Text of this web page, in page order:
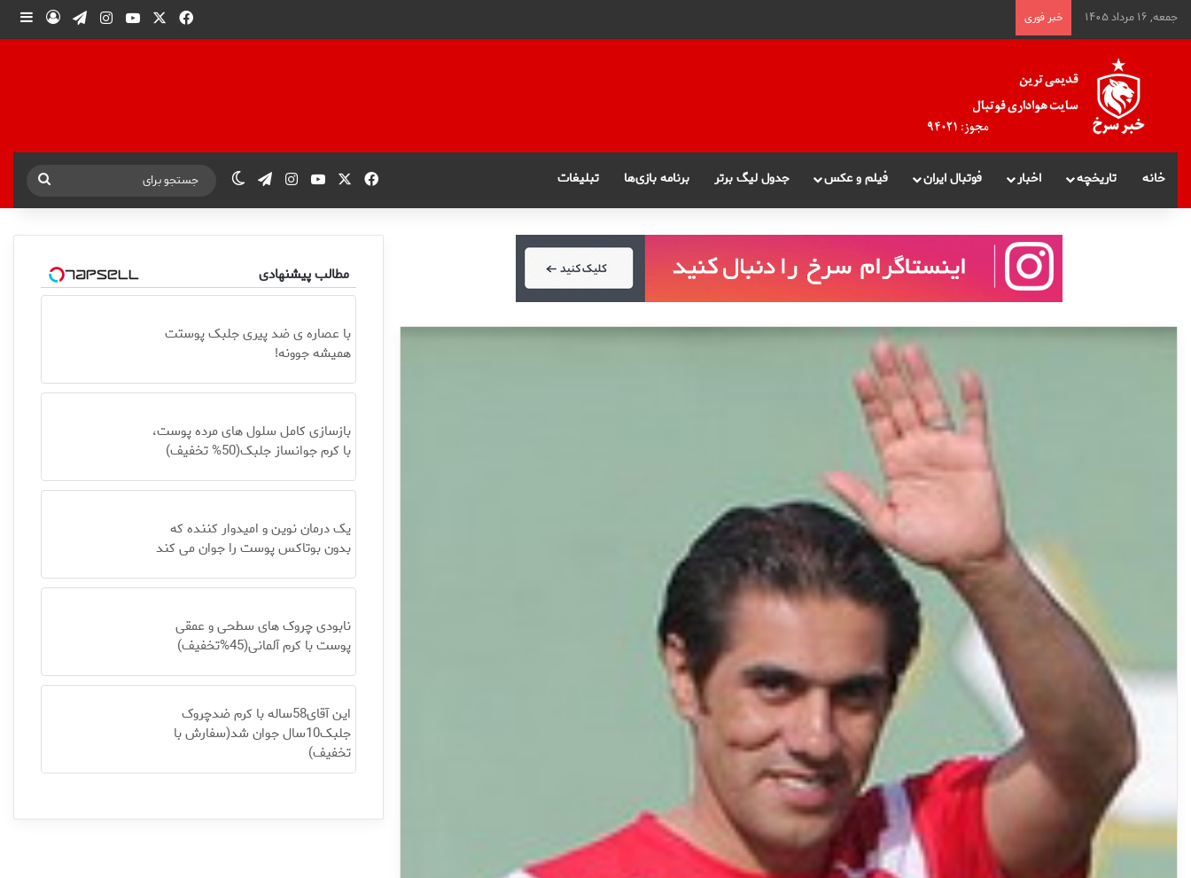
جمعه, ۱۶ مرداد ۱۴۰۵ خبر فوری فیس بوکیوتیوباینستاگرام
تلگرامورود
خانه تاریخچه اخبار فوتبال ایران فیلم و عکس جدول لیگ برتر برنامه بازی‌ها تبلیغات فیس بوکیوتیوباینستاگرام
تلگرامتغییر پوسته
جستجو
برای
مطالب پیشنهادی
با عصاره ی ضد پیری جلبک پوستت
همیشه جوونه!
بازسازی کامل سلول های مرده پوست،
با کرم جوانساز جلبک(50% تخفیف)
یک درمان نوین و امیدوار کننده که
بدون بوتاکس پوست را جوان می کند
نابودی چروک های سطحی و عمقی
پوست با کرم آلمانی(45%تخفیف)
این آقای58ساله با کرم ضدچروک
جلبک10سال جوان شد(سفارش با
تخفیف)